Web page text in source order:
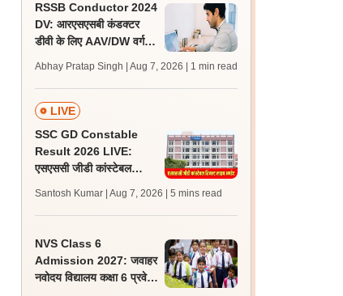
RSSB Conductor 2024
DV: आरएसएसबी कंडक्टर
डीवी के लिए AAV/DW वर्ग के
शॉर्टलिस्ट
Abhay Pratap Singh | Aug 7, 2026 | 1 min read
LIVE
SSC GD Constable
Result 2026 LIVE:
एसएससी जीडी कांस्टेबल
लेटेस्ट अपडेट, स्कोरकार्ड लिंक
Santosh Kumar | Aug 7, 2026 | 5 mins read
NVS Class 6
Admission 2027: जवाहर
नवोदय विद्यालय कक्षा 6 प्रवेश